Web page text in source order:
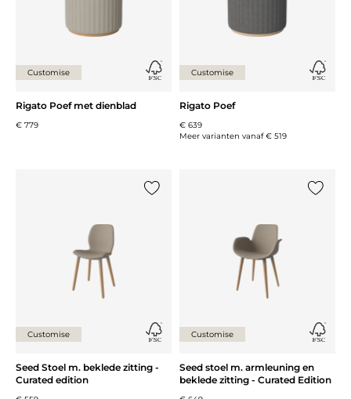
Customise
Rigato Poef met dienblad
€ 779
Customise
Rigato Poef
€ 639
Meer varianten vanaf€ 519
Customise
Seed Stoel m. beklede zitting -
Curated edition
Customise
Seed stoel m. armleuning en
beklede zitting - Curated Edition